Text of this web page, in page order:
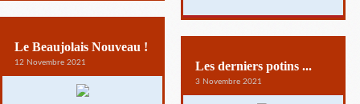
Le Beaujolais Nouveau !
12 Novembre 2021 Les derniers potins ...
3 Novembre 2021